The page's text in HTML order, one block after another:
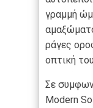
γραμμή
ράγες
οπτική
Σε
Modern